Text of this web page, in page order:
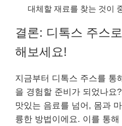
대체할 재료를 찾는 것이
결론: 디톡스 주스
해보세요!
지금부터 디톡스 주스를 통
을 경험할 준비가 되었나요
맛있는 음료를 넘어, 몸과
륭한 방법이에요. 이를 통